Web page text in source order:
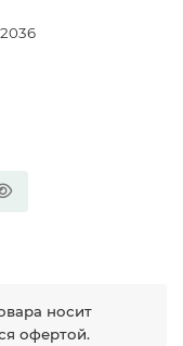
носит
офертой.